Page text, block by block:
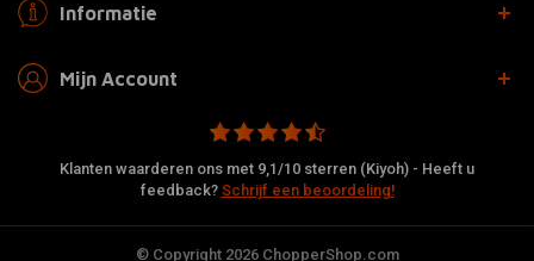
Informatie
Mijn Account
Klanten waarderen ons met 9,1/10 sterren (Kiyoh) - Heeft u
feedback? Schrijf een beoordeling!
© Copyright 2026 ChopperShop.com